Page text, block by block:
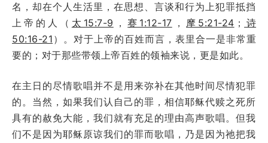
名，却在个人生活里，在思想、言谈和行为上犯罪抵挡
上帝的人（ 太15:7-9 ，赛1:12-17 ， 摩5:21-24 ； 诗
50:16-21 ）。对于上帝的百姓而言，表里合一是非常重
要的；对于那些带领上帝百姓的领袖来说，更是如此。
在主日的尽情歌唱并不是用来弥补在其他时间尽情犯罪
的。当然，如果我们认自己的罪，相信耶稣代赎之死所
具有的赦免大能，我们就有充足的理由高声歌唱。但我
们不是因为耶稣原谅我们的罪而歌唱，乃是因为祂把我